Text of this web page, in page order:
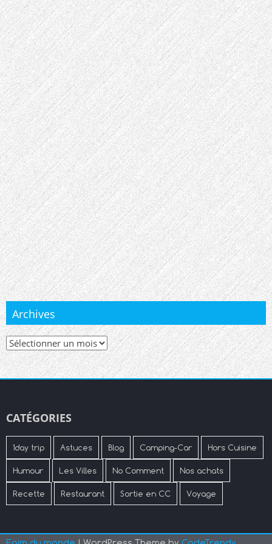
Archives
Archives
CATÉGORIES
1day trip Astuces Blog Camping-Car Hors Cuisine
Humour Les Villes No Comment Nos achats
Recette Restaurant Sortie en CC Voyage